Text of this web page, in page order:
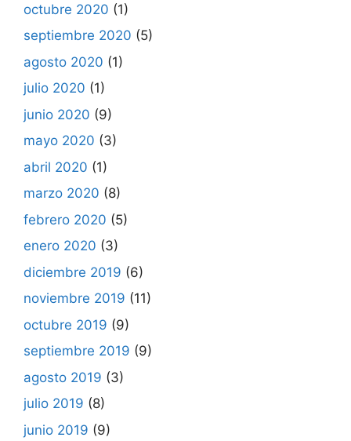
octubre 2020 (1)
septiembre 2020 (5)
agosto 2020 (1)
julio 2020 (1)
junio 2020 (9)
mayo 2020 (3)
abril 2020 (1)
marzo 2020 (8)
febrero 2020 (5)
enero 2020 (3)
diciembre 2019 (6)
noviembre 2019 (11)
octubre 2019 (9)
septiembre 2019 (9)
agosto 2019 (3)
julio 2019 (8)
junio 2019 (9)